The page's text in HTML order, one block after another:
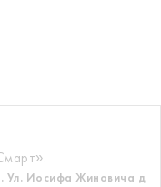
Ул. Иосифа Жиновича д